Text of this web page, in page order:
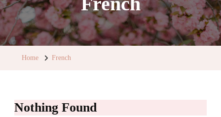
Home French
Nothing Found